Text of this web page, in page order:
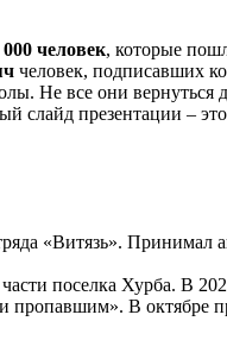
000 человек, которые
человек, подписавших
Не все они вернуться
презентации –
«Витязь».
поселка Хурба. В
пропавшим». В